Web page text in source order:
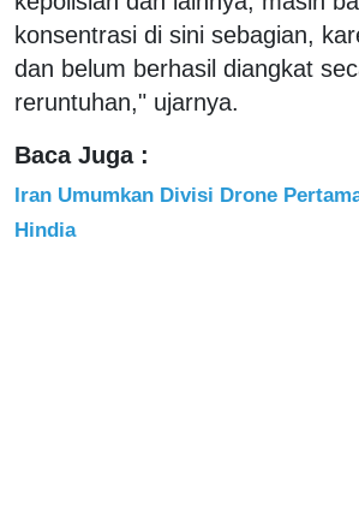
konsentrasi di sini sebagian,
dan belum berhasil diangkat
reruntuhan," ujarnya.
Baca Juga :
Iran Umumkan Divisi Drone
Hindia